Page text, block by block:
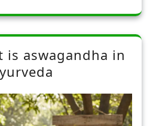
is aswagandha in